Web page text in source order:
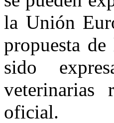
la Unión
propuesta
sido
veterinarias
oficial.